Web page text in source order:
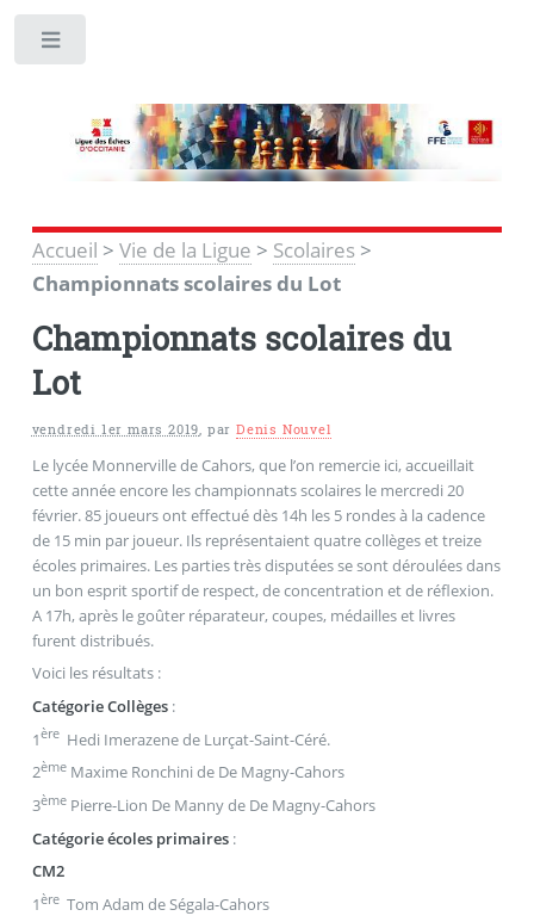
Accueil > Vie de la Ligue > Scolaires>
Championnats scolaires du Lot
Championnats scolaires du
Lot
vendredi 1er mars 2019, parDenis Nouvel
Le lycée Monnerville de Cahors, que l’on remercie ici, accueillait
cette année encore les championnats scolaires le mercredi 20
février. 85 joueurs ont effectué dès 14h les 5 rondes à la cadence
de 15 min par joueur. Ils représentaient quatre collèges et treize
écoles primaires. Les parties très disputées se sont déroulées dans
un bon esprit sportif de respect, de concentration et de réflexion.
A 17h, après le goûter réparateur, coupes, médailles et livres
furent distribués.
Voici les résultats :
Catégorie Collèges:
1ère Hedi Imerazene de Lurçat-Saint-Céré.
2èmeMaxime Ronchini de De Magny-Cahors
3èmePierre-Lion De Manny de De Magny-Cahors
Catégorie écoles primaires:
CM2
1ère Tom Adam de Ségala-Cahors